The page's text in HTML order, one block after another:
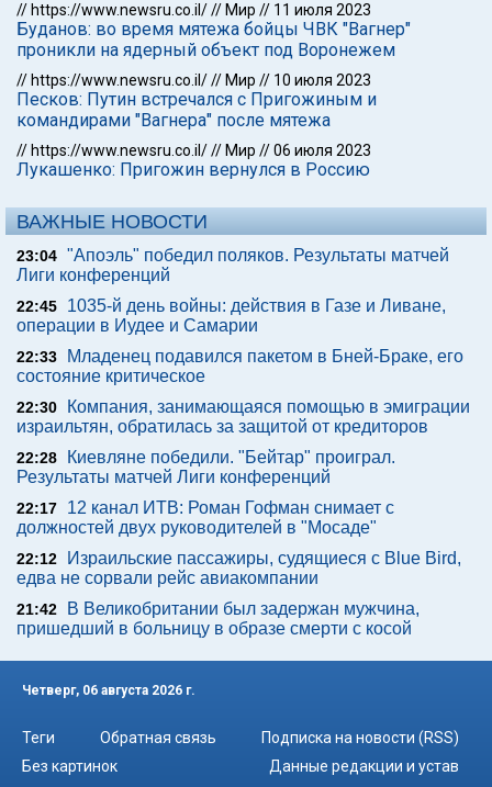
// https://www.newsru.co.il/// Мир // 11 июля 2023
Буданов: во время мятежа бойцы ЧВК "Вагнер"
проникли на ядерный объект под Воронежем
// https://www.newsru.co.il/// Мир // 10 июля 2023
Песков: Путин встречался с Пригожиным и
командирами "Вагнера" после мятежа
// https://www.newsru.co.il/// Мир //06 июля 2023
Лукашенко: Пригожин вернулся в Россию
ВАЖНЫЕ НОВОСТИ
23:04 "Апоэль" победил поляков. Результаты матчей
Лиги конференций
22:45
1035-й день войны: действия в Газе и Ливане,
операции в Иудее и Самарии
22:33
Младенец подавился пакетом в Бней-Браке, его
состояние критическое
22:30
Компания, занимающаяся помощью в эмиграции
израильтян, обратилась за защитой от кредиторов
22:28
Киевляне победили. "Бейтар" проиграл.
Результаты матчей Лиги конференций
22:17
12 канал ИТВ: Роман Гофман снимает с
должностей двух руководителей в "Мосаде"
22:12
Израильские пассажиры, судящиеся с Blue Bird,
едва не сорвали рейс авиакомпании
21:42
В Великобритании был задержан мужчина,
пришедший в больницу в образе смерти с косой
Четверг, 06 августа 2026 г.
Теги Обратная связь
Подписка на новости (RSS)
Без картинок
Данные редакции и устав